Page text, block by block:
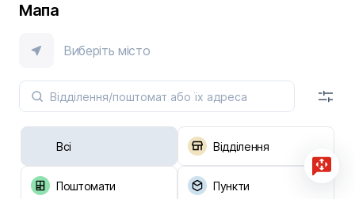
Мапа
Виберіть місто
Всі Відділення
Поштомати Пункти